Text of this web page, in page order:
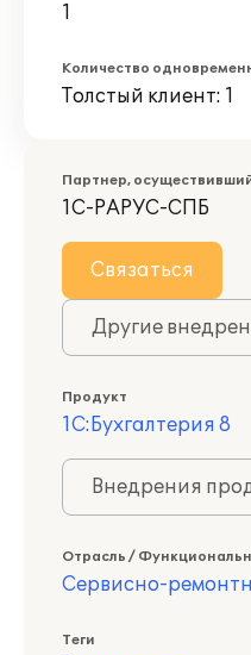
1
Количество
Толстый клиент: 1
Партнер,
1С-РАРУС-СПБ
Связаться
Другие
Продукт
1С:Бухгалтерия 8
Внедрения
Отрасль /
Сервисно-
Теги